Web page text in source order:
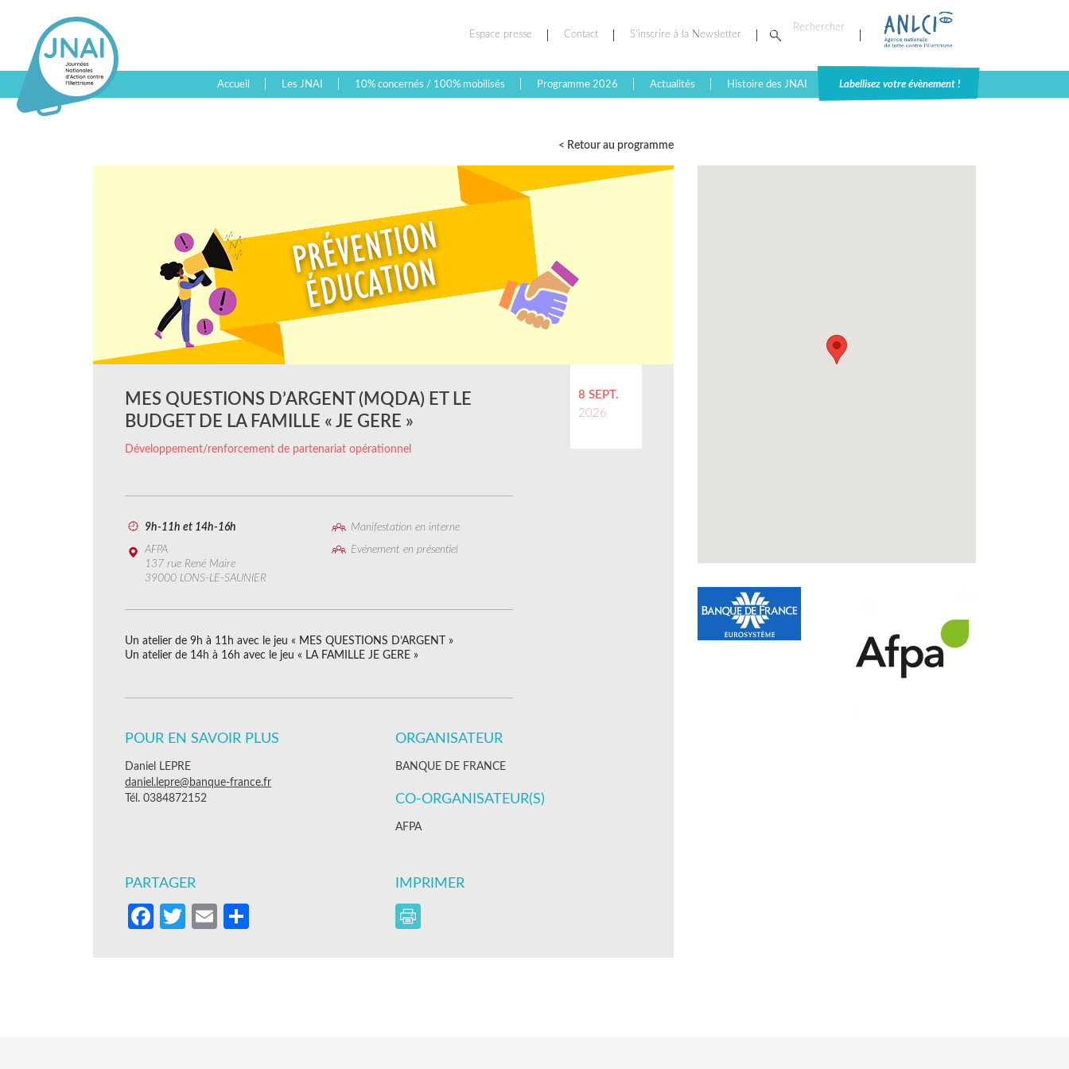
Espace presse Contact S’inscrire à la Newsletter
Accueil Les JNAI 10% concernés / 100% mobilisés Programme 2026 Actualités Histoire des JNAI Labellisez votre évènement !
< Retour au programme
8 SEPT.
2026
MES QUESTIONS D’ARGENT (MQDA) ET LE
BUDGET DE LA FAMILLE « JE GERE »
Développement/renforcement de partenariat opérationnel
9h-11h et 14h-16h
Manifestation en interne
AFPA
137 rue René Maire
39000 LONS-LE-SAUNIER
Evénement en présentiel
Un atelier de 9h à 11h avec le jeu « MES QUESTIONS D’ARGENT »
Un atelier de 14h à 16h avec le jeu « LA FAMILLE JE GERE »
POUR EN SAVOIR PLUS
Daniel LEPRE
daniel.lepre@banque-france.fr
Tél. 0384872152
ORGANISATEUR
BANQUE DE FRANCE
CO-ORGANISATEUR(S)
AFPA
PARTAGER
Facebook
Twitter
Email
IMPRIMER